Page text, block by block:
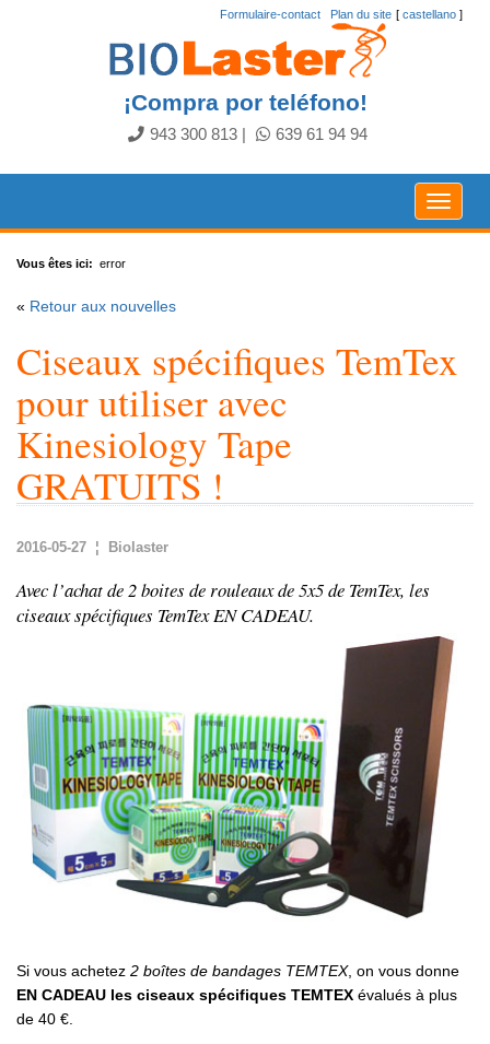
[ castellano ]
Formulaire-contact Plan du site
¡Compra por teléfono!
943 300 813 639 61 94 94
Toggle
Vous êtes ici: error
« Retour aux nouvelles
Ciseaux spécifiques TemTex
pour utiliser avec
Kinesiology Tape
GRATUITS !
2016-05-27 ¦ Biolaster
Avec l’achat de 2 boites de rouleaux de 5x5 de TemTex, les
ciseaux spécifiques TemTex EN CADEAU.
Si vous achetez 2 boîtes de bandages TEMTEX, on vous donne
EN CADEAU les ciseaux spécifiques TEMTEX évalués à plus
de 40 €.